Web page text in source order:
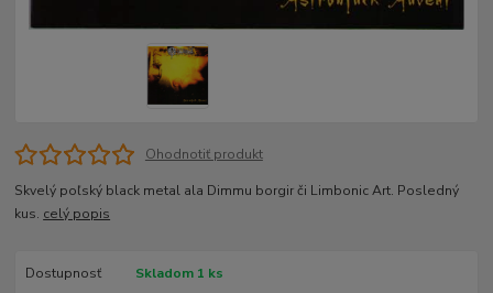
Ohodnotiť produkt
Skvelý poľský black metal ala Dimmu borgir či Limbonic Art. Posledný
kus. celý popis
Dostupnosť
Skladom 1 ks